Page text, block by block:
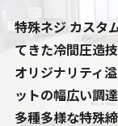
特殊ネジ カスタ
てきた冷間圧造
オリジナリティ
ットの幅広い調
多種多様な特殊